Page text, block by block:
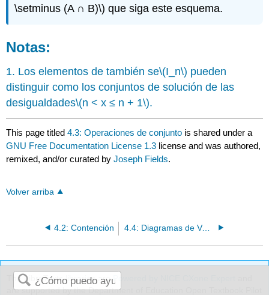
\setminus (A ∩ B)\) que siga este esquema.
Notas:
1. Los elementos de también se\(I_n\) pueden
distinguir como los conjuntos de solución de las
desigualdades\(n < x ≤ n + 1\).
This page titled4.3: Operaciones de conjunto is shared under a
GNU Free Documentation License 1.3 license and was authored,
remixed, and/or curated byJoseph Fields.
Volver arriba
4.2: Contención 4.4: Diagramas de Venn
The LibreTexts libraries arePowered by NICE CXone Expert
are supported by the Department of Education Open Textbook Pilot